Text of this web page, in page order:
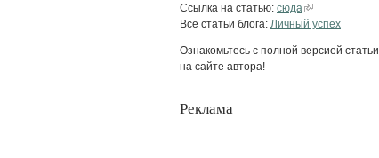
Ссылка на статью: сюда
Все статьи блога: Личный успех
Ознакомьтесь с полной версией статьи
на сайте автора!
Реклама